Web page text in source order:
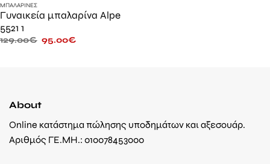
ΜΠΑΛΑΡΊΝΕΣ
Γυναικεία μπαλαρίνα Alpe
5521 1
129.00€ 95.00€
About
Online κατάστημα πώλησης υποδημάτων και αξεσουάρ.
Αριθμός ΓΕ.ΜΗ.: 010078453000